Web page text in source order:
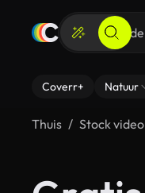
Coverr+ Natuur
Thuis Stock